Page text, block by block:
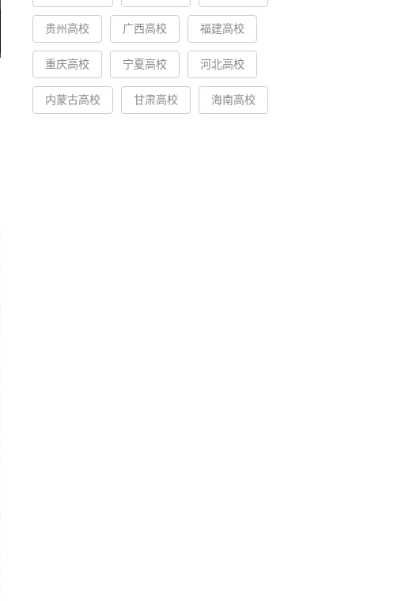
贵州高校 广西高校 福建高校
重庆高校 宁夏高校 河北高校
内蒙古高校 甘肃高校 海南高校